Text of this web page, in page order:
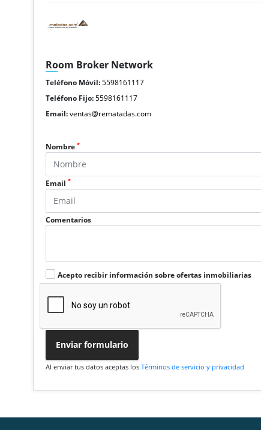
Room Broker Network
Teléfono Móvil:5598161117
Teléfono Fijo:5598161117
Email:ventas@rematadas.com
Nombre*
Email*
Comentarios
Acepto recibir información sobre ofertas inmobiliarias
Enviar formulario
Al enviar tus datos aceptas losTérminos de servicio y privacidad